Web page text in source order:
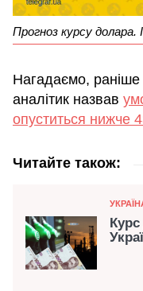
Прогноз курсу долара.
Нагадаємо, раніше
аналітик назвав
опуститься нижче
Читайте також: